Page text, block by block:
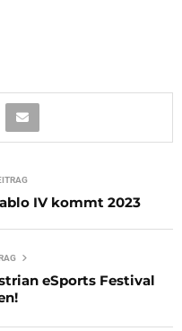
IV kommt 2023
eSports Festival